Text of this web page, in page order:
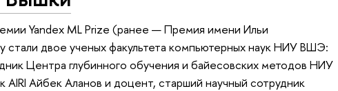
Yandex ML Prize (ранее — Премия имени Ильи
стали двое ученых факультета компьютерных наук НИУ ВШЭ:
Центра глубинного обучения и байесовских методов НИУ
Айбек Аланов и доцент, старший научный сотрудник